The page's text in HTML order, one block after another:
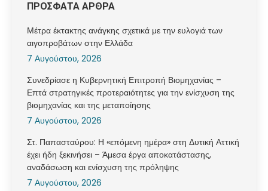
ΠΡΟΣΦΑΤΑ ΑΡΘΡΑ
Μέτρα έκτακτης ανάγκης σχετικά με την ευλογιά των
αιγοπροβάτων στην Ελλάδα
7 Αυγούστου, 2026
Συνεδρίασε η Κυβερνητική Επιτροπή Βιομηχανίας –
Επτά στρατηγικές προτεραιότητες για την ενίσχυση της
βιομηχανίας και της μεταποίησης
7 Αυγούστου, 2026
Στ. Παπασταύρου: Η «επόμενη ημέρα» στη Δυτική Αττική
έχει ήδη ξεκινήσει – Άμεσα έργα αποκατάστασης,
αναδάσωση και ενίσχυση της πρόληψης
7 Αυγούστου, 2026